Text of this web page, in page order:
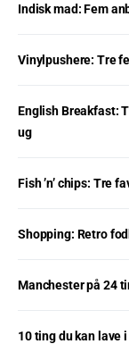
Indisk mad: Fem
Vinylpushere: Tre
English Breakfast:
ug
Fish ’n’ chips: Tre
Shopping: Retro
Manchester på 24
10 ting du kan lave